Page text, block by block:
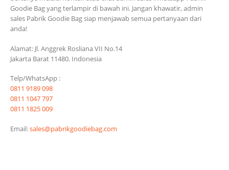
Goodie Bag yang terlampir di bawah ini. Jangan khawatir, admin
sales Pabrik Goodie Bag siap menjawab semua pertanyaan dari
anda!
Alamat: Jl. Anggrek Rosliana VII No.14
Jakarta Barat 11480. Indonesia
Telp/WhatsApp :
0811 9189 098
0811 1047 797
0811 1825 009
Email:sales@pabrikgoodiebag.com